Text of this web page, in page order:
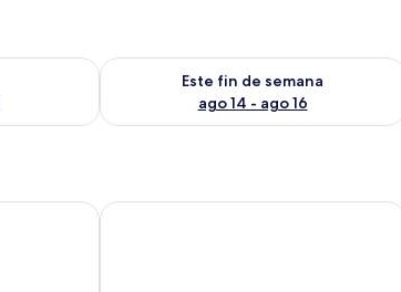
mañana ago 9 - ago 10
Este fin de semana
ago 14 - ago 16
Consulta la disponibilidad para este
Bay Gardens Inn